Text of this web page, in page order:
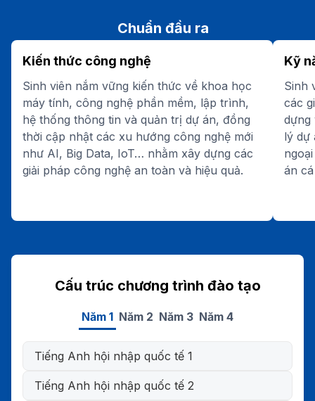
Chuẩn đầu ra
Kiến thức công nghệ
Sinh viên nắm vững kiến thức về khoa học
máy tính, công nghệ phần mềm, lập trình,
hệ thống thông tin và quản trị dự án, đồng
thời cập nhật các xu hướng công nghệ mới
như AI, Big Data, IoT… nhằm xây dựng các
giải pháp công nghệ an toàn và hiệu quả.
Kỹ
Sinh
các
dựng
lý dự
án
Cấu trúc chương trình đào tạo
Năm 1 Năm 2 Năm 3 Năm 4
Tiếng Anh hội nhập quốc tế 1
Tiếng Anh hội nhập quốc tế 2